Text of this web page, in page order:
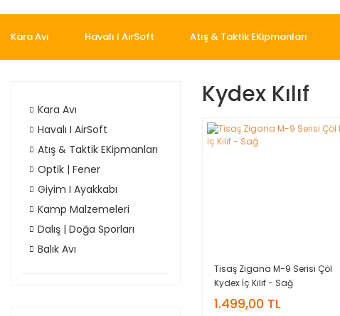
Kara Avı Havalı I AirSoft Atış & Taktik EKipmanları
Kara Avı
Havalı I AirSoft
Atış & Taktik EKipmanları
Optik | Fener
Giyim I Ayakkabı
Kamp Malzemeleri
Dalış | Doğa Sporları
Balık Avı
Kydex Kılıf
Tisaş Zigana M-9 Serisi Çöl
Kydex İç Kılıf - Sağ
1.499,00 TL